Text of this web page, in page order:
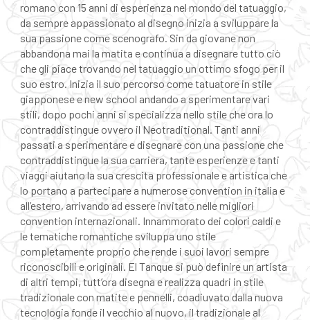
romano con 15 anni di esperienza nel mondo del tatuaggio,
da sempre appassionato al disegno inizia a sviluppare la
sua passione come scenografo. Sin da giovane non
abbandona mai la matita e continua a disegnare tutto ciò
che gli piace trovando nel tatuaggio un ottimo sfogo per il
suo estro. Inizia il suo percorso come tatuatore in stile
giapponese e new school andando a sperimentare vari
stili, dopo pochi anni si specializza nello stile che ora lo
contraddistingue ovvero il Neotraditional. Tanti anni
passati a sperimentare e disegnare con una passione che
contraddistingue la sua carriera, tante esperienze e tanti
viaggi aiutano la sua crescita professionale e artistica che
lo portano a partecipare a numerose convention in italia e
all’estero, arrivando ad essere invitato nelle migliori
convention internazionali. Innammorato dei colori caldi e
le tematiche romantiche sviluppa uno stile
completamente proprio che rende i suoi lavori sempre
riconoscibili e originali. El Tanque si può definire un artista
di altri tempi, tutt’ora disegna e realizza quadri in stile
tradizionale con matite e pennelli, coadiuvato dalla nuova
tecnologia fonde il vecchio al nuovo, il tradizionale al